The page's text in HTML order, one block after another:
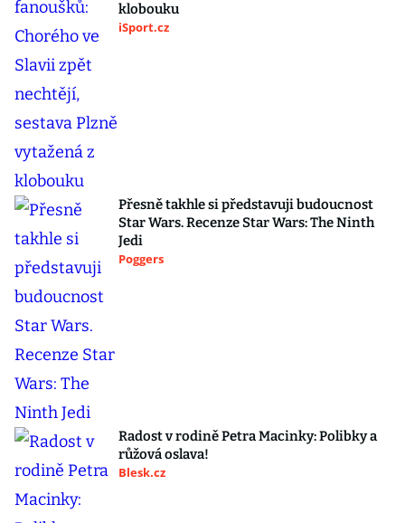
klobouku
iSport.cz
Přesně takhle si představuji budoucnost
Star Wars. Recenze Star Wars: The Ninth
Jedi
Poggers
Radost v rodině Petra Macinky: Polibky a
růžová oslava!
Blesk.cz